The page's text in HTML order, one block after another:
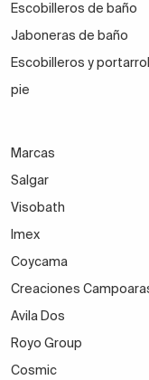
Escobilleros de baño
Jaboneras de baño
Escobilleros y
pie
Marcas
Salgar
Visobath
Imex
Coycama
Creaciones
Avila Dos
Royo Group
Cosmic